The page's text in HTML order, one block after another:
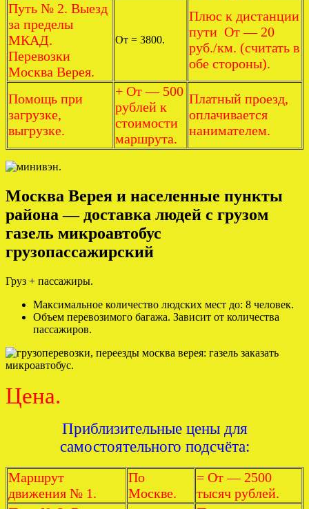
Путь № 2. Выезд
за пределы
МКАД.
Перевозки
Москва Верея.
От = 3800.
Плюс к дистанции
пути От — 20
руб./км. (считать в
обе стороны).
Помощь при
загрузке,
выгрузке.
+ От — 500
рублей к
стоимости
маршрута.
Платный проезд,
оплачивается
нанимателем.
Москва Верея и населенные пункты
района — доставка людей с грузом
газель микроавтобус
грузопассажирский
Груз + пассажиры.
Максимальное количество людских мест до: 8 человек.
Объем перевозимого багажа. Зависит от количества
пассажиров.
Цена.
Приблизительные цены для
самостоятельного подсчёта:
Маршрут
движения № 1.
По
Москве.
= От — 2500
тысяч рублей.